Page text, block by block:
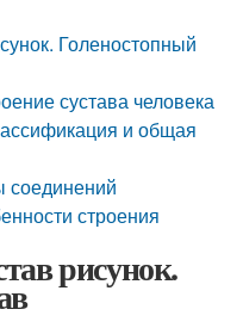
Голеностопный
сустава человека
и общая
соединений
строения
рисунок.